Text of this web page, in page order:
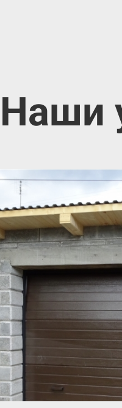
Наши